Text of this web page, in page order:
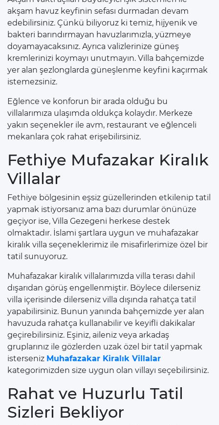
akşam havuz keyfinin sefası durmadan devam
edebilirsiniz. Çünkü biliyoruz ki temiz, hijyenik ve
bakteri barındırmayan havuzlarımızla, yüzmeye
doyamayacaksınız. Ayrıca valizlerinize güneş
kremlerinizi koymayı unutmayın. Villa bahçemizde
yer alan şezlonglarda güneşlenme keyfini kaçırmak
istemezsiniz.
Eğlence ve konforun bir arada olduğu bu
villalarımıza ulaşımda oldukça kolaydır. Merkeze
yakın seçenekler ile avm, restaurant ve eğlenceli
mekanlara çok rahat erişebilirsiniz.
Fethiye Mufazakar Kiralık
Villalar
Fethiye bölgesinin eşsiz güzellerinden etkilenip tatil
yapmak istiyorsanız ama bazı durumlar önünüze
geçiyor ise, Villa Gezegeni herkese destek
olmaktadır. İslami şartlara uygun ve muhafazakar
kiralık villa seçeneklerimiz ile misafirlerimize özel bir
tatil sunuyoruz.
Muhafazakar kiralık villalarımızda villa terası dahil
dışarıdan görüş engellenmiştir. Böylece dilerseniz
villa içerisinde dilerseniz villa dışında rahatça tatil
yapabilirsiniz. Bunun yanında bahçemizde yer alan
havuzuda rahatça kullanabilir ve keyifli dakikalar
geçirebilirsiniz. Eşiniz, aileniz veya arkadaş
gruplarınız ile gözlerden uzak özel bir tatil yapmak
isterseniz Muhafazakar Kiralık Villalar
kategorimizden size uygun olan villayı seçebilirsiniz.
Rahat ve Huzurlu Tatil
Sizleri Bekliyor